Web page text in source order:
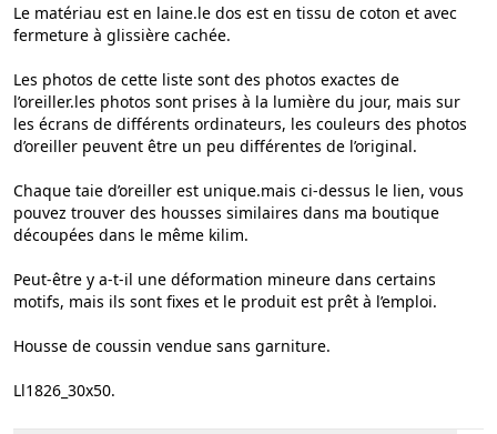
Le matériau est en laine.le dos est en tissu de coton et avec
fermeture à glissière cachée.
Les photos de cette liste sont des photos exactes de
l’oreiller.les photos sont prises à la lumière du jour, mais sur
les écrans de différents ordinateurs, les couleurs des photos
d’oreiller peuvent être un peu différentes de l’original.
Chaque taie d’oreiller est unique.mais ci-dessus le lien, vous
pouvez trouver des housses similaires dans ma boutique
découpées dans le même kilim.
Peut-être y a-t-il une déformation mineure dans certains
motifs, mais ils sont fixes et le produit est prêt à l’emploi.
Housse de coussin vendue sans garniture.
Ll1826_30x50.